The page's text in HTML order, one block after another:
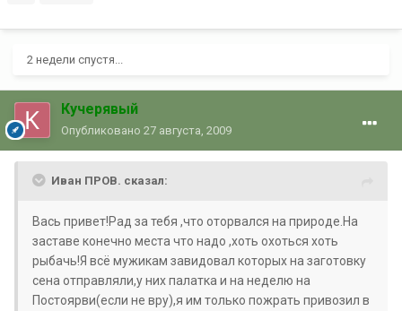
2 недели спустя...
Кучерявый
Опубликовано 27 августа, 2009
Иван ПРОВ. сказал:
Вась привет!Рад за тебя ,что оторвался на природе.На
заставе конечно места что надо ,хоть охоться хоть
рыбачь!Я всё мужикам завидовал которых на заготовку
сена отправляли,у них палатка и на неделю на
Постоярви(если не вру),я им только пожрать привозил в